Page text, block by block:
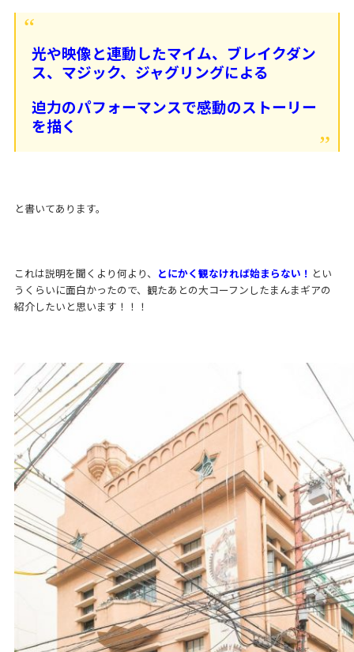
光や映像と連動したマイム、ブレイクダン
ス、マジック、ジャグリングによる
迫力のパフォーマンスで感動のストーリー
を描く
と書いてあります。
これは説明を聞くより何より、 とにかく観なければ始まらない！ とい
うくらいに面白かったので、観たあとの大コーフンしたまんまギアの
紹介したいと思います！！！